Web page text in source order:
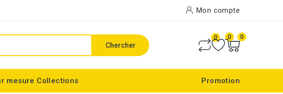
Mon compte
Chercher
0 0 0
mesure Collections Promotion